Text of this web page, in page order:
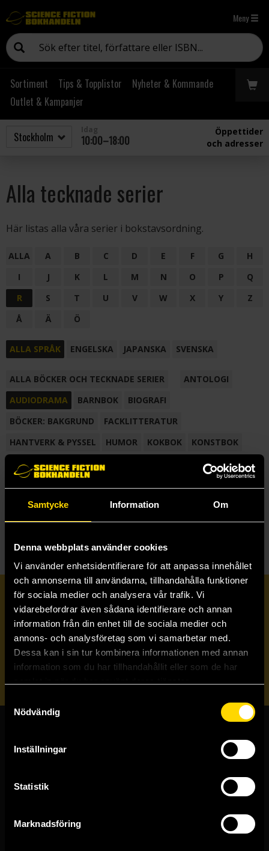
Samtycke Information Om
Denna webbplats använder cookies
Vi använder enhetsidentifierare för att anpassa innehållet
och annonserna till användarna, tillhandahålla funktioner
för sociala medier och analysera vår trafik. Vi
vidarebefordrar även sådana identifierare och annan
information från din enhet till de sociala medier och
annons- och analysföretag som vi samarbetar med.
Dessa kan i sin tur kombinera informationen med annan
information som du har tillhandahållit eller som de har
Nödvändig
Inställningar
Statistik
Marknadsföring
Meny
Sortiment Tips & Topplistor
Nyheter & Kommande
Outlet & Kampanjer
10:00–18:00
Öppettider
och adresser
Alla tecknade serier
Här listas alla våra serier i bokstavsordning.
ALLA A B C D E F G
H
I
J K L M N O P
Q
R
S T U V W X Y
Z
Å
Ä Ö
ALLA SPRÅK ENGELSKA JAPANSKA SVENSKA
ALLA BÖCKER OCH TECKNADE SERIER
ANTOLOGI
AUDIODRAMA
BARNBOK
BIOGRAFI
BÖCKER: BAKGRUND
FACKLITTERATUR
HANTVERK & PYSSEL
HUMOR KOKBOK
KONSTBOK
KORTROMAN
LÄROBOK
NOVELL
SAMLINGSVOLYM
TECKNA & MÅLA TECKNAD SERIE
Prenumerera på vårt nyhetsbrev
Veckobrevet
Skicka
Butiker & kundtjänst
Västerlånggatan 48
Göteborgsbutiken
Kungsgatan 19